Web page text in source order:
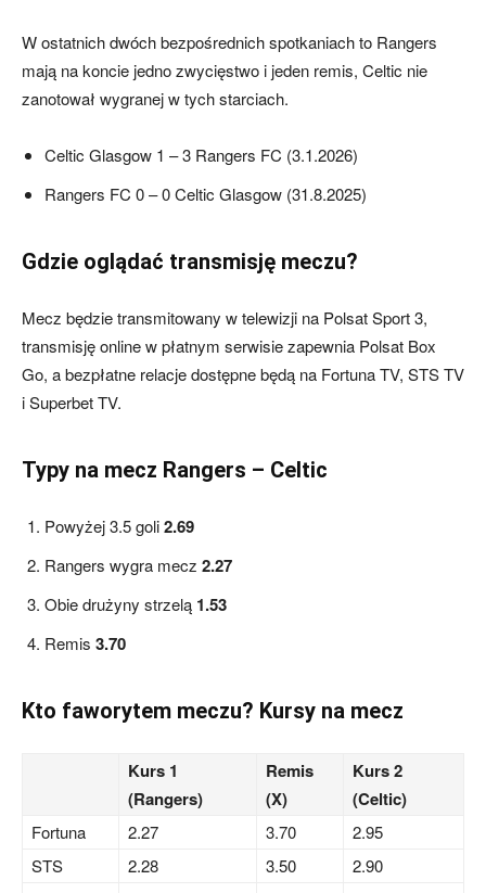
W ostatnich dwóch bezpośrednich spotkaniach to Rangers
mają na koncie jedno zwycięstwo i jeden remis, Celtic nie
zanotował wygranej w tych starciach.
Celtic Glasgow 1 – 3 Rangers FC (3.1.2026)
Rangers FC 0 – 0 Celtic Glasgow (31.8.2025)
Gdzie oglądać transmisję meczu?
Mecz będzie transmitowany w telewizji na Polsat Sport 3,
transmisję online w płatnym serwisie zapewnia Polsat Box
Go, a bezpłatne relacje dostępne będą na Fortuna TV, STS TV
i Superbet TV.
Typy na mecz Rangers – Celtic
Powyżej 3.5 goli2.69
Rangers wygra mecz 2.27
Obie drużyny strzelą 1.53
Remis 3.70
Kto faworytem meczu? Kursy na mecz
Kurs 1
(Rangers)
Remis
(X)
Kurs 2
(Celtic)
Fortuna 2.27 3.70
2.95
STS
2.28 3.50
2.90